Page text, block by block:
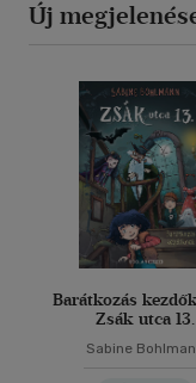
Új
Barátkozás
Zsák utca 13.
Sabine